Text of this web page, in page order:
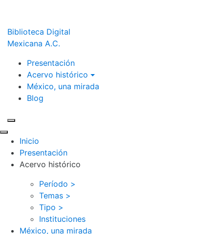
Biblioteca Digital
Mexicana A.C.
Presentación
Acervo histórico
México, una mirada
Blog
Inicio
Presentación
Acervo histórico
Período >
Temas >
Tipo >
Instituciones
México, una mirada